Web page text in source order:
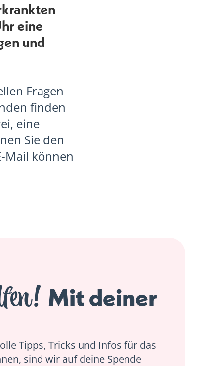
eine
und
Fragen
finden
eine
Sie den
Mail können
Mit deiner
Tipps, Tricks und Infos für das
sind wir auf deine Spende